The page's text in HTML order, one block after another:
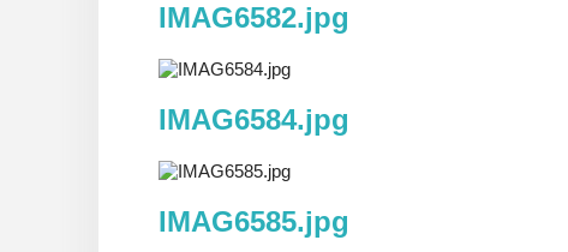
IMAG6582.jpg
IMAG6584.jpg
IMAG6585.jpg